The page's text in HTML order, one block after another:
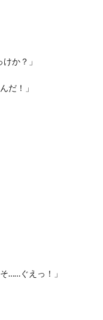
か？」
だ！」
……ぐえっ！」